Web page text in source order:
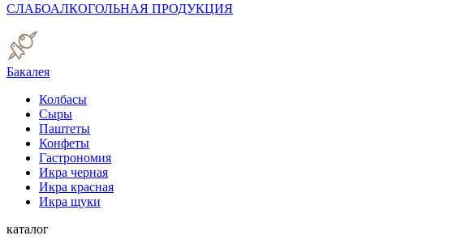
СЛАБОАЛКОГОЛЬНАЯ ПРОДУКЦИЯ
Бакалея
Колбасы
Сыры
Паштеты
Конфеты
Гастрономия
Икра черная
Икра красная
Икра щуки
каталог